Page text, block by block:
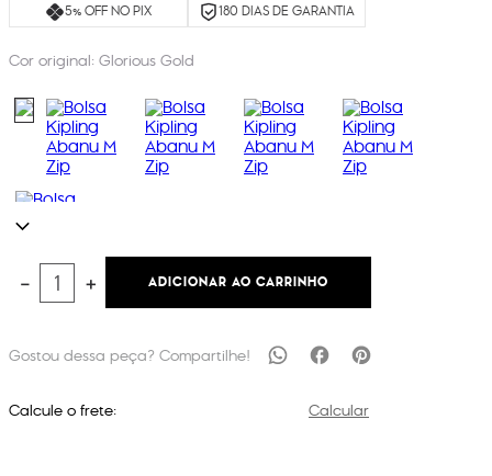
5% OFF NO PIX 180 DIAS DE GARANTIA
Cor original: Glorious Gold
＋
－ ADICIONAR AO CARRINHO
Calcule o frete: Calcular